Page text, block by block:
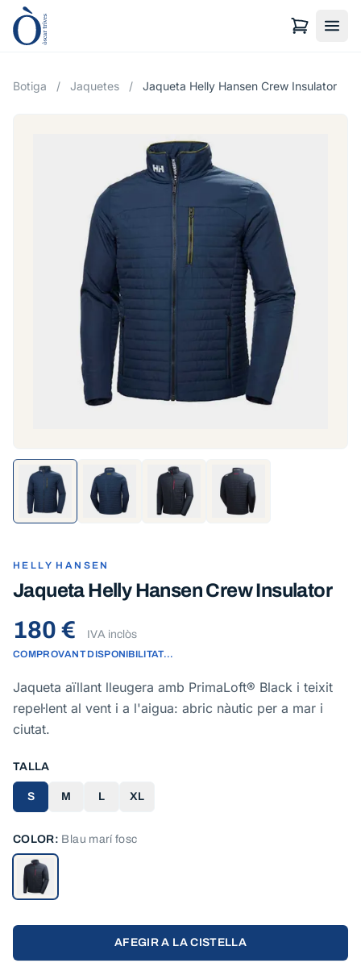
Botiga / Jaquetes / Jaqueta Helly Hansen Crew Insulator
HELLY HANSEN
Jaqueta Helly Hansen Crew Insulator
180 € IVA inclòs
COMPROVANT DISPONIBILITAT…
Jaqueta aïllant lleugera amb PrimaLoft® Black i teixit
repel·lent al vent i a l'aigua: abric nàutic per a mar i
ciutat.
TALLA
S M L XL
COLOR: Blau marí fosc
AFEGIR A LA CISTELLA